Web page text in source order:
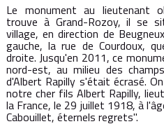
Le monument au lieutenant
trouve à Grand-Rozoy, il se
village, en direction de
gauche, la rue de Courdoux,
droite. Jusqu'en 2011, ce
nord-est, au milieu des
d'Albert Rapilly s'était écrasé.
notre cher fils Albert Rapilly,
la France, le 29 juillet 1918, à
Cabouillet, éternels regrets".